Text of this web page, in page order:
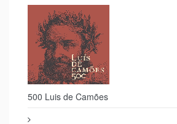
500 Luis de Camões